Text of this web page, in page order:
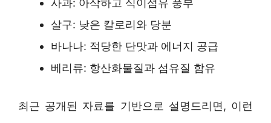
사과: 아삭하고 식이섬유 풍부
살구: 낮은 칼로리와 당분
바나나: 적당한 단맛과 에너지 공급
베리류: 항산화물질과 섬유질 함유
최근 공개된 자료를 기반으로 설명드리면, 이런